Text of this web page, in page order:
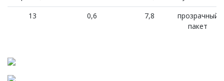
13 0,6 7,8
прозрачный
пакет